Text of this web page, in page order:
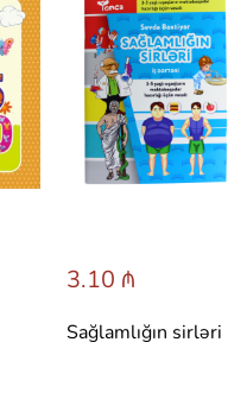
3.10 ₼
Sağlamlığın sirləri